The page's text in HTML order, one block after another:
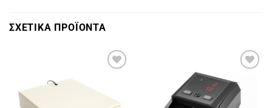
ΣΧΕΤΙΚΑ ΠΡΟΪΟΝΤΑ
λίστα
επιθυμιών
Πρόσθήκη
στην
λίστα
επιθυμιών